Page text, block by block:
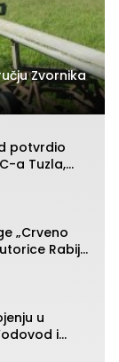
Zvornika
potvrdio
a Tuzla,
„Crveno
Rabije
u
i